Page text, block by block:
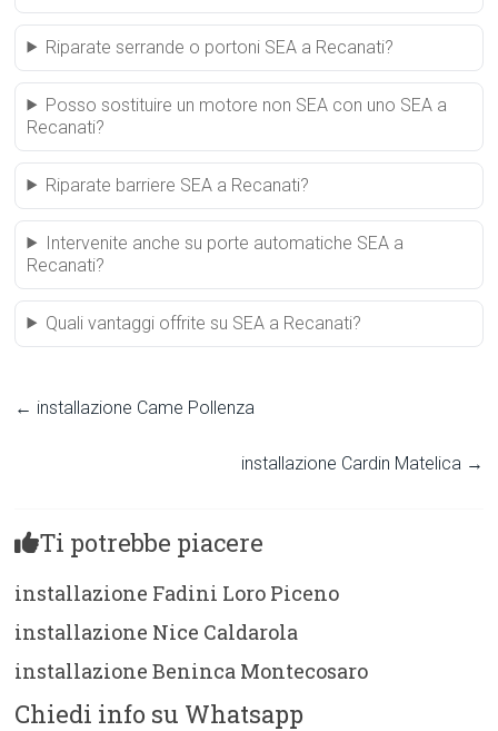
Riparate serrande o portoni SEA a Recanati?
Posso sostituire un motore non SEA con uno SEA a
Recanati?
Riparate barriere SEA a Recanati?
Intervenite anche su porte automatiche SEA a
Recanati?
Quali vantaggi offrite su SEA a Recanati?
← installazione Came Pollenza
installazione Cardin Matelica →
Ti potrebbe piacere
installazione Fadini Loro Piceno
installazione Nice Caldarola
installazione Beninca Montecosaro
Chiedi info su Whatsapp